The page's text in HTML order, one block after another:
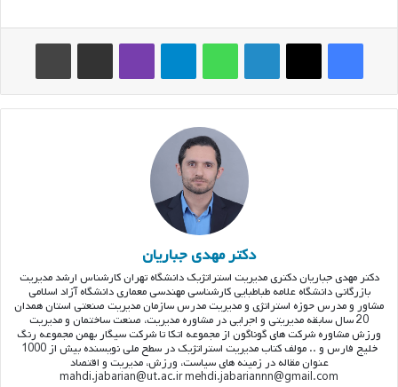
فیس بوک ایکس لینکدین واتس آپ تلگرام وایبر اشتراک گذاری از طریق ایمیل چاپ
دکتر مهدی جباریان
دکتر مهدی جباریان دکتری مدیریت استراتژیک دانشگاه تهران کارشناس ارشد مدیریت
بازرگانی دانشگاه علامه طباطبایی کارشناسی مهندسی معماری دانشگاه آزاد اسلامی
مشاور و مدرس حوزه استراتژی و مدیریت مدرس سازمان مدیریت صنعتی استان همدان
20 سال سابقه مدیریتی و اجرایی در مشاوره مدیریت، صنعت ساختمان و مدیریت
ورزش مشاوره شرکت های گوناگون از مجموعه اتکا تا شرکت سیگار بهمن مجموعه رنگ
خلیج فارس و .. مولف کتاب مدیریت استراتژیک در سطح ملی نویسنده بیش از 1000
عنوان مقاله در زمینه های سیاست، ورزش، مدیریت و اقتصاد
mahdi.jabarian@ut.ac.ir mehdi.jabariannn@gmail.com